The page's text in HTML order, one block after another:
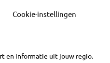
Cookie-instellingen
en informatie uit jouw regio.